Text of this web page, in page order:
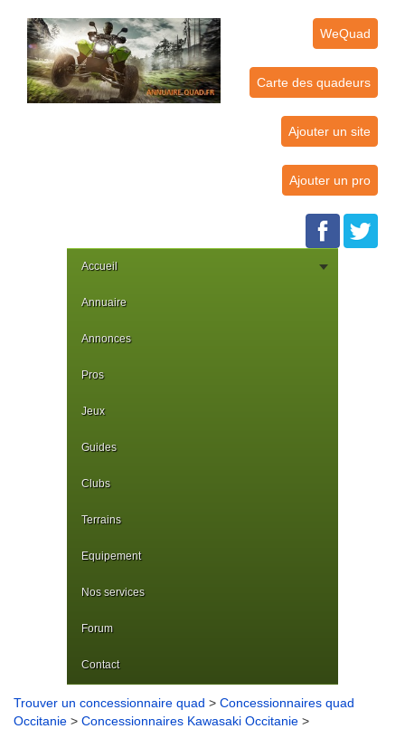
WeQuad
Carte des quadeurs
Ajouter un site
Ajouter un pro
Accueil
Annuaire
Annonces
Pros
Jeux
Guides
Clubs
Terrains
Equipement
Nos services
Forum
Contact
Trouver un concessionnaire quad > Concessionnaires quad
Occitanie > Concessionnaires Kawasaki Occitanie >